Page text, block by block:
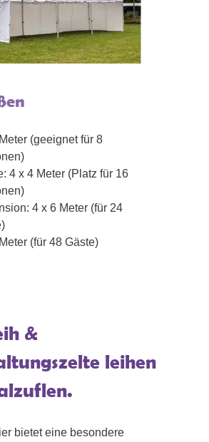
(geeignet für 8
4 x 4 Meter (Platz für 16
4 x 6 Meter (für 24
(für 48 Gäste)
&
leihen
bietet eine besondere